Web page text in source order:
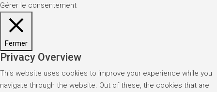
Gérer le consentement
Fermer
Privacy Overview
This website uses cookies to improve your experience while you
navigate through the website. Out of these, the cookies that are